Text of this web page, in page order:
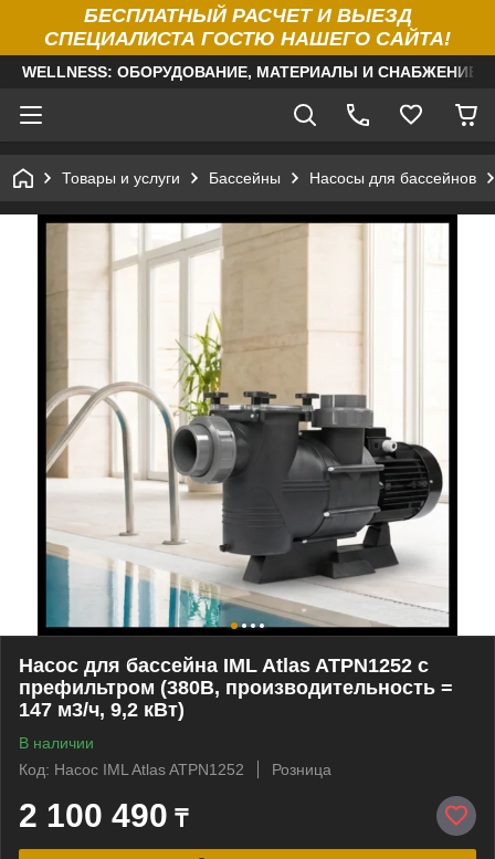
БЕСПЛАТНЫЙ РАСЧЕТ И ВЫЕЗД
СПЕЦИАЛИСТА ГОСТЮ НАШЕГО САЙТА!
WELLNESS: ОБОРУДОВАНИЕ, МАТЕРИАЛЫ И
Товары и услуги Бассейны Насосы для бассейнов
Насос для бассейна IML Atlas ATPN1252 c
префильтром (380В, производительность =
147 м3/ч, 9,2 кВт)
В наличии
Код: Насос IML Atlas ATPN1252
Розница
2 100 490 ₸